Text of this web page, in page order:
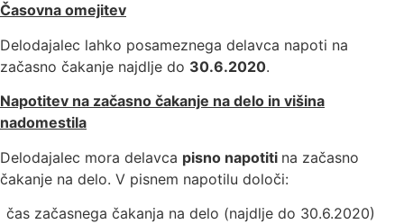
Časovna omejitev
Delodajalec lahko posameznega delavca napoti na
začasno čakanje najdlje do 30.6.2020.
Napotitev na začasno čakanje na delo in višina
nadomestila
Delodajalec mora delavca pisno napotiti na začasno
čakanje na delo. V pisnem napotilu določi:
čas začasnega čakanja na delo (najdlje do 30.6.2020)